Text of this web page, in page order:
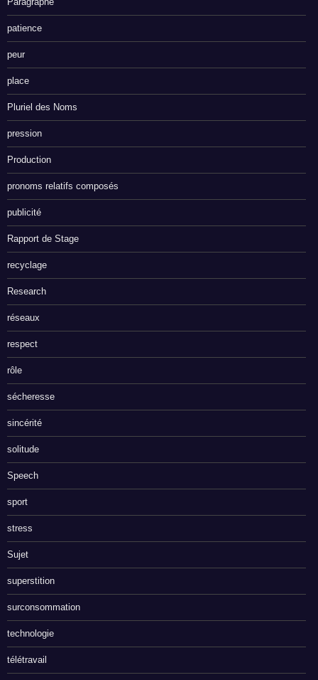
patience
peur
place
Pluriel des Noms
pression
Production
pronoms relatifs composés
publicité
Rapport de Stage
recyclage
Research
réseaux
respect
rôle
sécheresse
sincérité
solitude
Speech
sport
stress
Sujet
superstition
surconsommation
technologie
télétravail